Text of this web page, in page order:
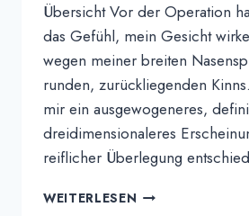
Übersicht Vor der Operation
das Gefühl, mein Gesicht
wegen meiner breiten
runden, zurückliegenden
mir ein ausgewogeneres,
dreidimensionaleres
reiflicher Überlegung
WEITERLESEN INTIRA'S